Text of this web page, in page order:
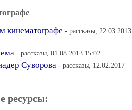
кинематографе - рассказы, 22.03.2013
- рассказы, 01.08.2013 15:02
Суворова - рассказы, 12.02.2017
ресурсы: